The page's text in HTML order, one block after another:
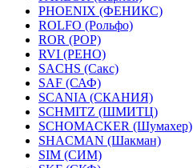
PHOENIX (ФЕНИКС)
ROLFO (Рольфо)
ROR (РОР)
RVI (РЕНО)
SACHS (Сакс)
SAF (САФ)
SCANIA (СКАНИЯ)
SCHMITZ (ШМИТЦ)
SCHOMACKER (Шумахер)
SHACMAN (Шакман)
SIM (СИМ)